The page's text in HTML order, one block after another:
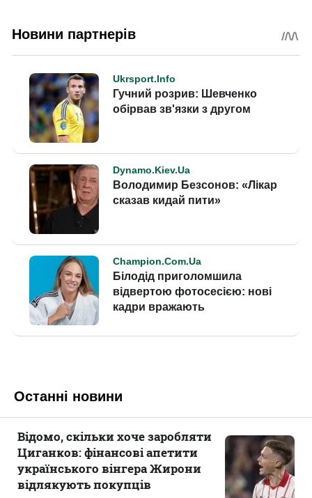
Останні новини
Відомо, скільки хоче заробляти
Циганков: фінансові апетити
українського вінгера Жирони
відлякують покупців